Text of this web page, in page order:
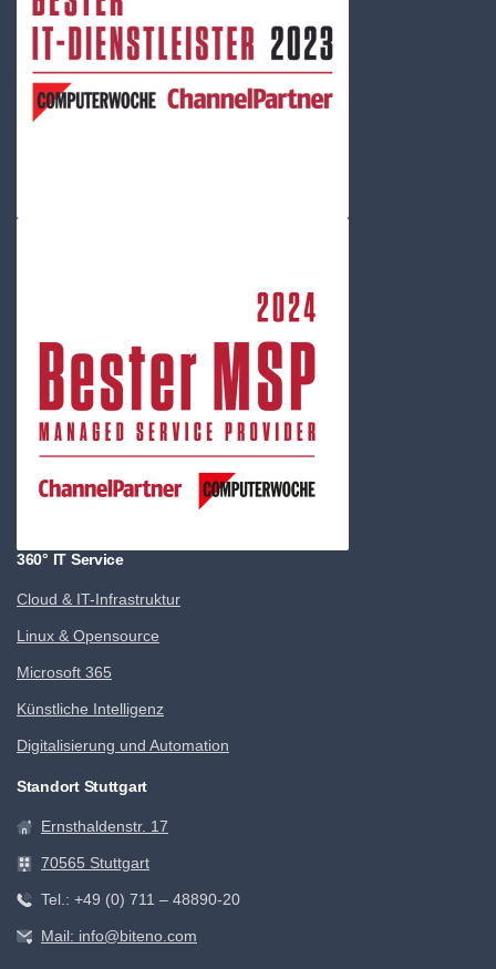
360° IT Service
Cloud & IT-Infrastruktur
Linux & Opensource
Microsoft 365
Künstliche Intelligenz
Digitalisierung und Automation
Standort Stuttgart
Ernsthaldenstr. 17
70565 Stuttgart
Tel.: +49 (0) 711 – 48890-20
Mail: info@biteno.com